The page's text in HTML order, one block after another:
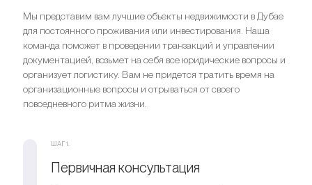
Мы представим вам лучшие объекты недвижимости в Дубае
для постоянного проживания или инвестирования. Наша
команда поможет в проведении транзакций и управлении
документацией, возьмет на себя все юридические вопросы и
организует логистику. Вам не придется тратить время на
организационные вопросы и отрываться от своего
повседневного ритма жизни.
ШАГ 1.
Первичная консультация